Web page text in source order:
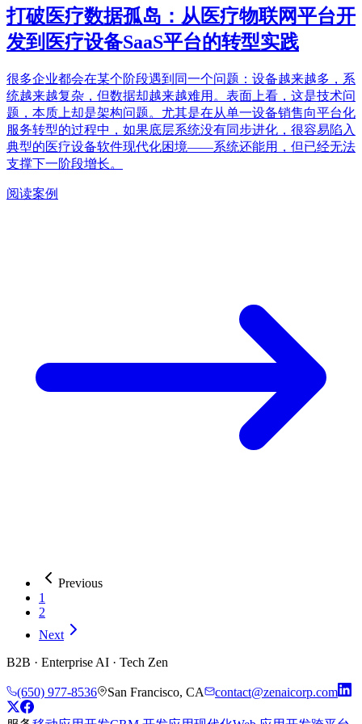
打破医疗数据孤岛：从医疗物联网平台开
发到医疗设备SaaS平台的转型实践
很多企业都会在某个阶段遇到同一个问题：设备越来越多，系
统越来越复杂，但数据却越来越难用。表面上看，这是技术问
题，本质上却是架构问题。尤其是在从单一设备销售向平台化
服务转型的过程中，如果底层系统没有同步进化，很容易陷入
典型的医疗设备软件现代化困境——系统还能用，但已经无法
支撑下一阶段增长。
阅读案例
Previous
1
2
Next
B2B · Enterprise AI · Tech Zen
(650) 977-8536 San Francisco, CA contact@zenaicorp.com